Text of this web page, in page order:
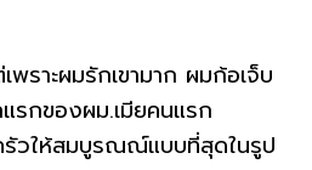
พราะผมรักเขามาก ผมก้อเจ็บ
แรกของผม.เมียคนแรก
รัวให้สมบูรณณ์แบบที่สุดในรูป